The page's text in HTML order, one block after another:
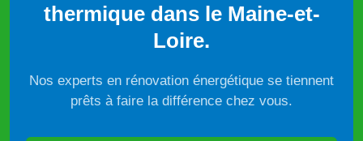
thermique dans le Maine-et-
Loire.
Nos experts en rénovation énergétique se tiennent
prêts à faire la différence chez vous.